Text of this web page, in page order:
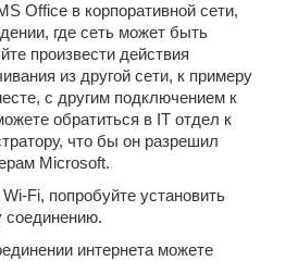
Office в корпоративной сети,
где сеть может быть
произвести действия
из другой сети, к примеру
с другим подключением к
обратиться в IT отдел к
что бы он разрешил
Microsoft.
Fi, попробуйте установить
соединению.
интернета можете